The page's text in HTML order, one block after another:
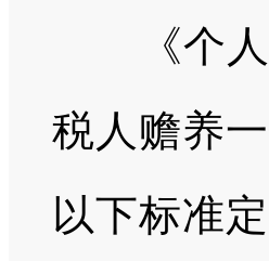
《个人
税人赡养
以下标准